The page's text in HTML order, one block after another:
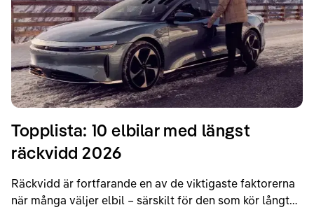
Topplista: 10 elbilar med längst
räckvidd 2026
Räckvidd är fortfarande en av de viktigaste faktorerna
när många väljer elbil – särskilt för den som kör långt